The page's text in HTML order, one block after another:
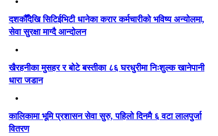
दशकौँदेखि सिटिईभिटी धानेका करार कर्मचारीको भविष्य अन्योलमा,
सेवा सुरक्षा माग्दै आन्दोलन
खैरहनीका मुसहर र बोटे बस्तीका ८६ घरधुरीमा निःशुल्क खानेपानी
धारा जडान
कालिकामा भूमि प्रशासन सेवा सुरु, पहिलो दिनमै ६ वटा लालपुर्जा
वितरण